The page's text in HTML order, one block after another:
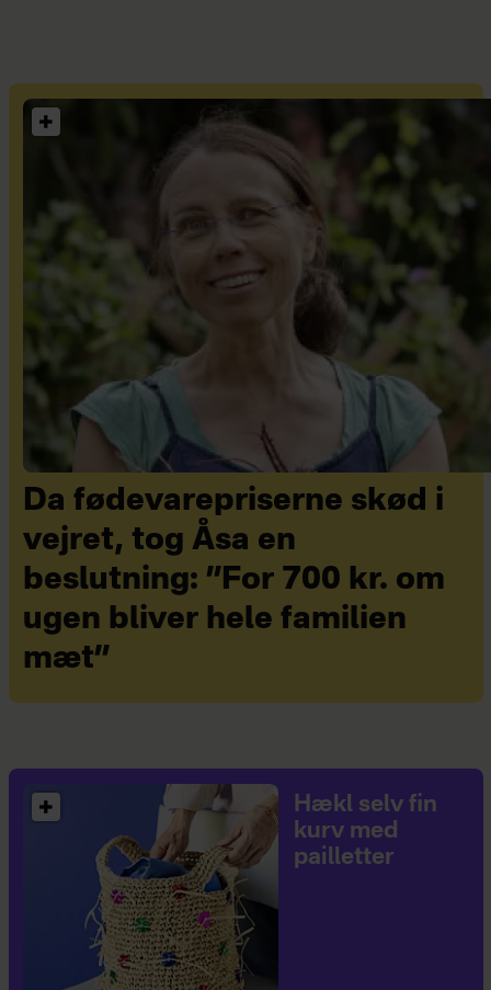
Da fødevarepriserne skød i
vejret, tog Åsa en
beslutning: ”For 700 kr. om
ugen bliver hele familien
mæt”
Hækl selv fin
kurv med
pailletter